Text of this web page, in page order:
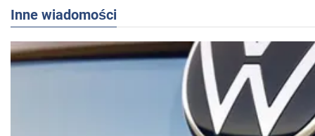
Inne wiadomości